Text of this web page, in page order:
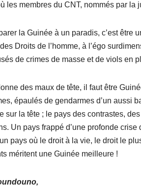
les membres du CNT, nommés par
la Guinée à un paradis, c’est être
Droits de l’homme, à l’égo
de crimes de masse et de viols en
des maux de tête, il faut être
épaulés de gendarmes d’un aussi
sur la tête ; le pays des contrastes,
Un pays frappé d’une profonde
pays où le droit à la vie, le droit le
méritent une Guinée meilleure !